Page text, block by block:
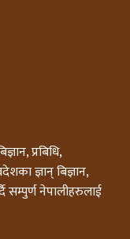
प्रबिधि,
ज्ञान् बिज्ञान,
सम्पुर्ण नेपालीहरुलाई